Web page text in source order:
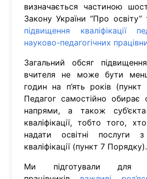
визначається частиною
Закону України “Про освіту”
підвищення кваліфікації
науково-педагогічних
Загальний обсяг підвищення
вчителя не може бути
годин на п’ять років
Педагог самостійно
напрями, а також
кваліфікації, тобто того,
надати освітні послуги з
кваліфікації (пункт 7 Порядку).
Ми підготували для